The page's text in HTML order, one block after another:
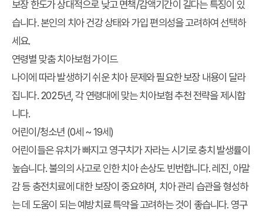
보장 한도가 상대적으로 낮고 면책/감액기간이 길다는 특징이 있
습니다. 본인의 치아 건강 상태와 가입 편의성을 고려하여 선택하
세요.
연령별 맞춤 치아보험 가이드
나이에 따라 발생하기 쉬운 치아 문제와 필요한 보장 내용이 달라
집니다. 2025년, 각 연령대에 맞는 치아보험 추천 전략을 제시합
니다.
어린이/청소년 (0세 ~ 19세)
어린이들은 유치가 빠지고 영구치가 자라는 시기로 충치 발생률이
높습니다. 불의의 사고로 인한 치아 손상도 빈번합니다. 레진, 아말
감 등 충전치료에 대한 보장이 중요하며, 치아 관리 습관을 형성하
는 데 도움이 되는 예방치료 특약을 고려하는 것이 좋습니다. 영구